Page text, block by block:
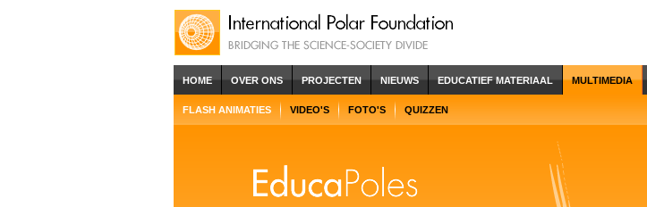
HOME OVER ONS PROJECTEN NIEUWS EDUCATIEF MATERIAAL MULTIMEDIA
FLASH ANIMATIES VIDEO'S FOTO'S QUIZZEN